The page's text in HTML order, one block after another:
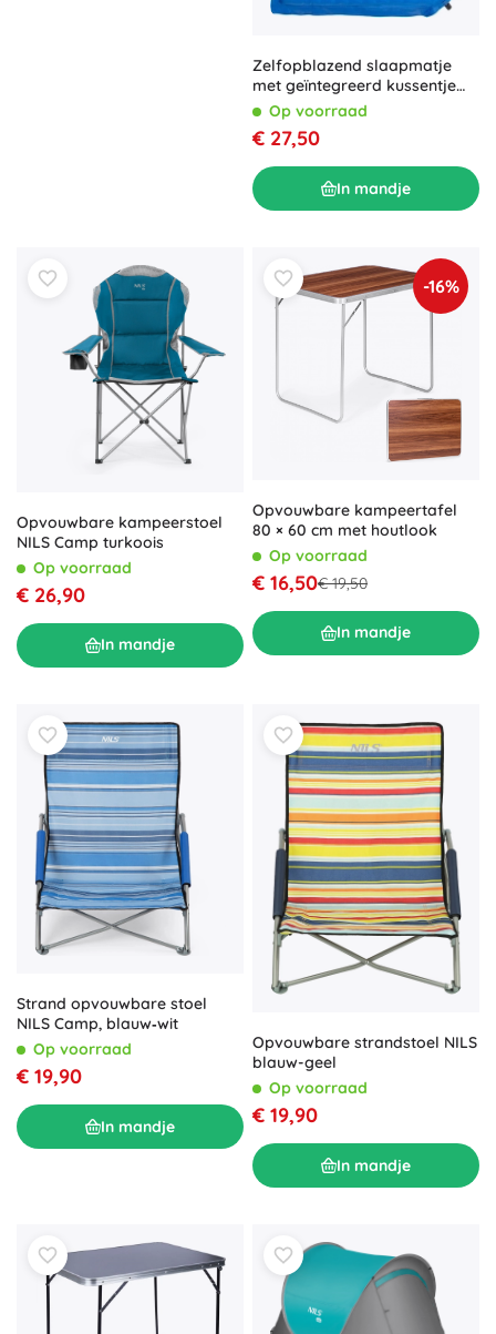
Zelfopblazend slaapmatje
met geïntegreerd kussentje
NILS Camp blauw
Op voorraad
€ 27,50
In mandje
Opvouwbare kampeerstoel
NILS Camp turkoois
Op voorraad
€ 26,90
In mandje
-16%
Opvouwbare kampeertafel
80 × 60 cm met houtlook
Op voorraad
€ 16,50€ 19,50
In mandje
Strand opvouwbare stoel
NILS Camp, blauw‑wit
Op voorraad
€ 19,90
In mandje
Opvouwbare strandstoel NILS
blauw-geel
Op voorraad
€ 19,90
In mandje